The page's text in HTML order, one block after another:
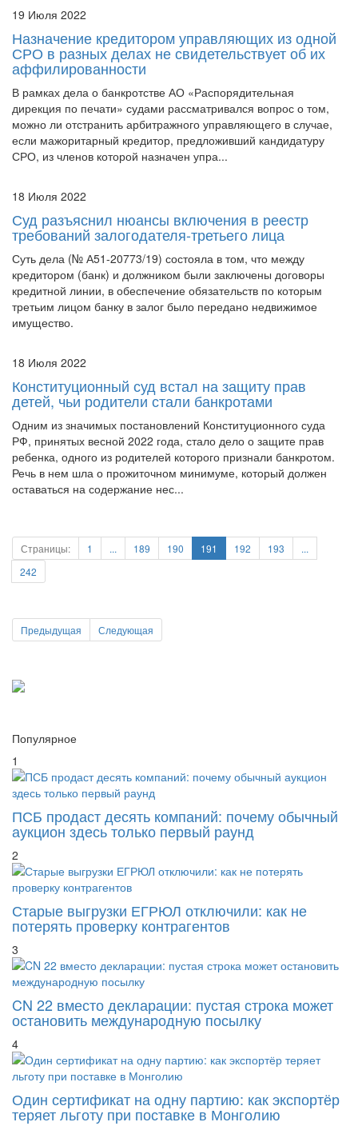
19 Июля 2022
Назначение кредитором управляющих из одной
СРО в разных делах не свидетельствует об их
аффилированности
В рамках дела о банкротстве АО «Распорядительная
дирекция по печати» судами рассматривался вопрос о том,
можно ли отстранить арбитражного управляющего в случае,
если мажоритарный кредитор, предложивший кандидатуру
СРО, из членов которой назначен упра...
18 Июля 2022
Суд разъяснил нюансы включения в реестр
требований залогодателя-третьего лица
Суть дела (№ А51-20773/19) состояла в том, что между
кредитором (банк) и должником были заключены договоры
кредитной линии, в обеспечение обязательств по которым
третьим лицом банку в залог было передано недвижимое
имущество.
18 Июля 2022
Конституционный суд встал на защиту прав
детей, чьи родители стали банкротами
Одним из значимых постановлений Конституционного суда
РФ, принятых весной 2022 года, стало дело о защите прав
ребенка, одного из родителей которого признали банкротом.
Речь в нем шла о прожиточном минимуме, который должен
оставаться на содержание нес...
Страницы: 1 ... 189 190 191 192 193
...
242
Предыдущая Следующая
Популярное
1
ПСБ продаст десять компаний: почему обычный
аукцион здесь только первый раунд
2
Старые выгрузки ЕГРЮЛ отключили: как не
потерять проверку контрагентов
3
CN 22 вместо декларации: пустая строка может
остановить международную посылку
4
Один сертификат на одну партию: как экспортёр
теряет льготу при поставке в Монголию